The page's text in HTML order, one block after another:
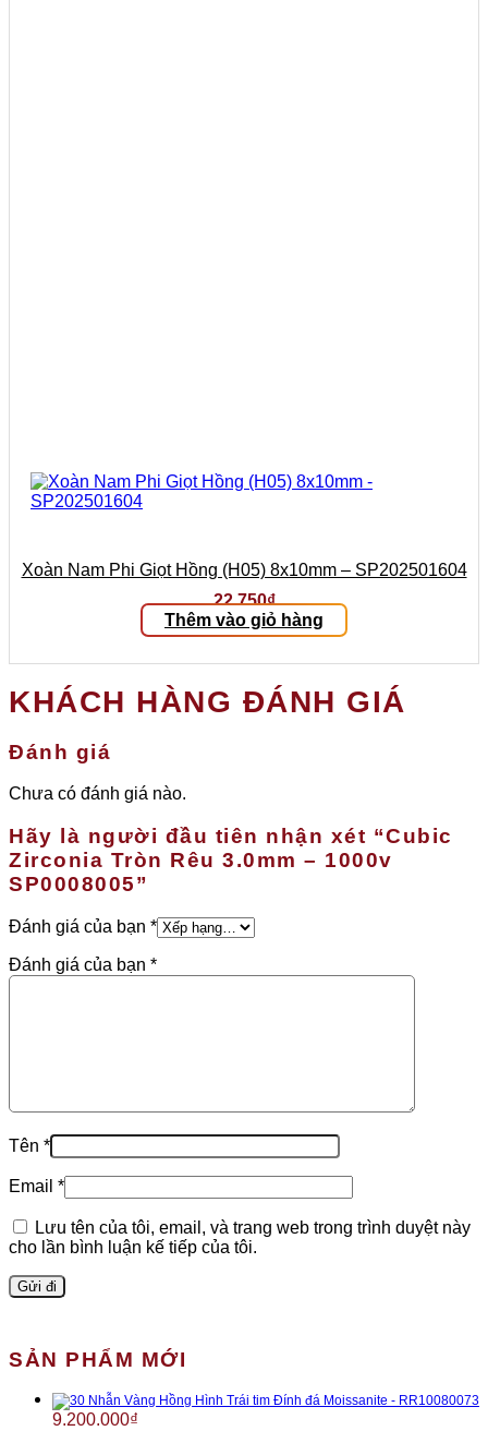
Xoàn Nam Phi Giọt Hồng (H05) 8x10mm – SP202501604
22.750₫
Thêm vào giỏ hàng
KHÁCH HÀNG ĐÁNH GIÁ
Đánh giá
Chưa có đánh giá nào.
Hãy là người đầu tiên nhận xét “Cubic
Zirconia Tròn Rêu 3.0mm – 1000v
SP0008005”
Đánh giá của bạn *
Đánh giá của bạn *
Tên *
Email *
Lưu tên của tôi, email, và trang web trong trình duyệt này
cho lần bình luận kế tiếp của tôi.
SẢN PHẨM MỚI
Nhẫn Vàng Hồng Hình Trái tim Đính đá Moissanite - RR10080073
9.200.000₫